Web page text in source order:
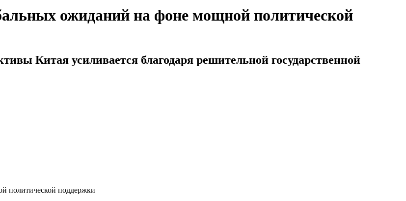
ожиданий на фоне мощной политической
Китая усиливается благодаря решительной государственной
политической поддержки